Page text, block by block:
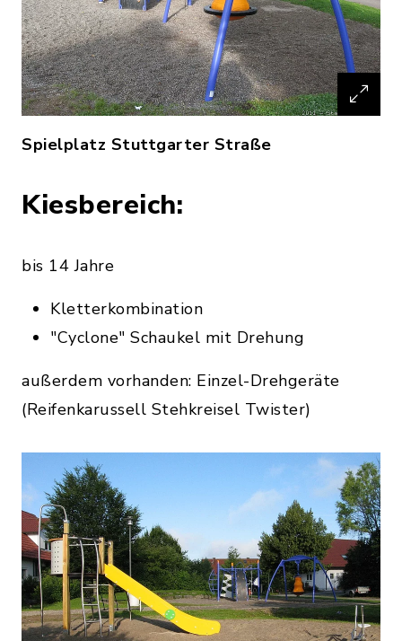
Spielplatz Stuttgarter Straße
Kiesbereich:
bis 14 Jahre
Kletterkombination
"Cyclone" Schaukel mit Drehung
außerdem vorhanden: Einzel-Drehgeräte
(Reifenkarussell Stehkreisel Twister)